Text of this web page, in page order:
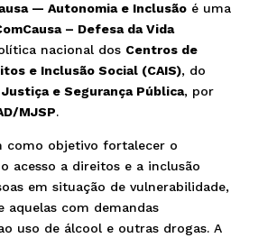
— Autonomia e Inclusãoé uma
– Defesa da Vida
nacional dos Centros de
e Inclusão Social (CAIS), do
e Segurança Pública, por
MJSP.
como objetivo fortalecer o
acesso a direitos e a inclusão
em situação de vulnerabilidade,
aquelas com demandas
uso de álcool e outras drogas. A